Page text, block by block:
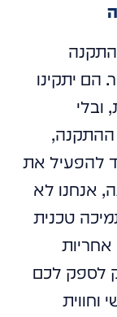
הם יתקינו
ובלי
ההתקנה,
להפעיל את
אנחנו לא
טכנית
אחריות
לספק לכם